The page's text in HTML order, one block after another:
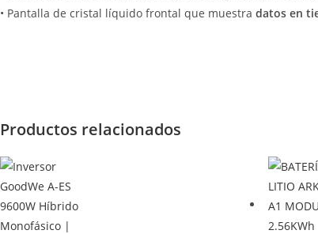
• Pantalla de cristal líquido frontal que muestra datos en
Productos relacionados